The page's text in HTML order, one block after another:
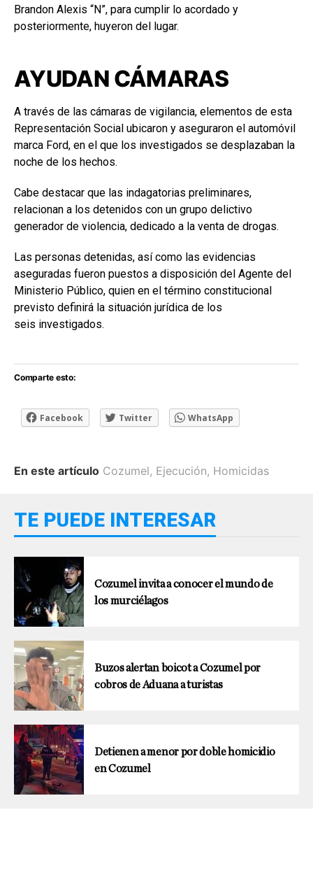
Brandon Alexis “N”, para cumplir lo acordado y
posteriormente, huyeron del lugar.
AYUDAN CÁMARAS
A través de las cámaras de vigilancia, elementos de esta
Representación Social ubicaron y aseguraron el automóvil
marca Ford, en el que los investigados se desplazaban la
noche de los hechos.
Cabe destacar que las indagatorias preliminares,
relacionan a los detenidos con un grupo delictivo
generador de violencia, dedicado a la venta de drogas.
Las personas detenidas, así como las evidencias
aseguradas fueron puestos a disposición del Agente del
Ministerio Público, quien en el término constitucional
previsto definirá la situación jurídica de los
seis investigados.
Comparte esto:
Facebook Twitter WhatsApp
En este artículo Cozumel, Ejecución, Homicidas
TE PUEDE INTERESAR
Cozumel invita a conocer el mundo de
los murciélagos
Buzos alertan boicot a Cozumel por
cobros de Aduana a turistas
Detienen a menor por doble homicidio
en Cozumel